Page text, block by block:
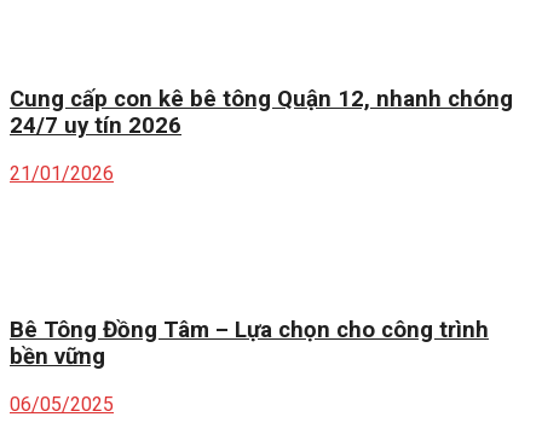
Cung cấp con kê bê tông Quận 12, nhanh chóng
24/7 uy tín 2026
21/01/2026
Bê Tông Đồng Tâm – Lựa chọn cho công trình
bền vững
06/05/2025